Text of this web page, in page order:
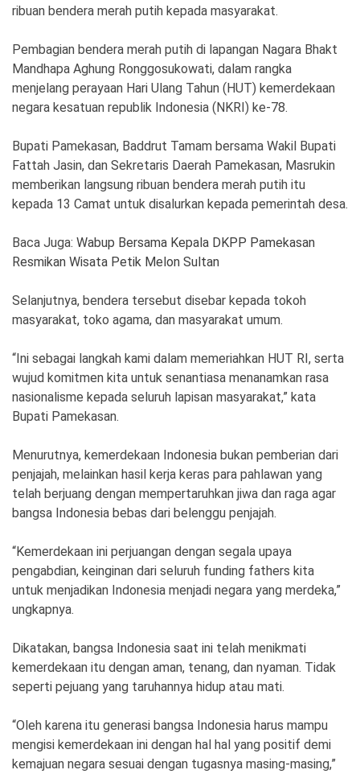
Ekonomi Olahraga
Indeks Birokrasi
©
Copyright
2026
Right
Reserve
ribuan bendera merah putih kepada masyarakat.
Pembagian bendera merah putih di lapangan Nagara Bhakt
Mandhapa Aghung Ronggosukowati, dalam rangka
menjelang perayaan Hari Ulang Tahun (HUT) kemerdekaan
negara kesatuan republik Indonesia (NKRI) ke-78.
Bupati Pamekasan, Baddrut Tamam bersama Wakil Bupati
Fattah Jasin, dan Sekretaris Daerah Pamekasan, Masrukin
memberikan langsung ribuan bendera merah putih itu
kepada 13 Camat untuk disalurkan kepada pemerintah desa.
Baca Juga: Wabup Bersama Kepala DKPP Pamekasan
Resmikan Wisata Petik Melon Sultan
Selanjutnya, bendera tersebut disebar kepada tokoh
masyarakat, toko agama, dan masyarakat umum.
“Ini sebagai langkah kami dalam memeriahkan HUT RI, serta
wujud komitmen kita untuk senantiasa menanamkan rasa
nasionalisme kepada seluruh lapisan masyarakat,” kata
Bupati Pamekasan.
Menurutnya, kemerdekaan Indonesia bukan pemberian dari
penjajah, melainkan hasil kerja keras para pahlawan yang
telah berjuang dengan mempertaruhkan jiwa dan raga agar
bangsa Indonesia bebas dari belenggu penjajah.
“Kemerdekaan ini perjuangan dengan segala upaya
pengabdian, keinginan dari seluruh funding fathers kita
untuk menjadikan Indonesia menjadi negara yang merdeka,”
ungkapnya.
Dikatakan, bangsa Indonesia saat ini telah menikmati
kemerdekaan itu dengan aman, tenang, dan nyaman. Tidak
seperti pejuang yang taruhannya hidup atau mati.
“Oleh karena itu generasi bangsa Indonesia harus mampu
mengisi kemerdekaan ini dengan hal hal yang positif demi
kemajuan negara sesuai dengan tugasnya masing-masing,”